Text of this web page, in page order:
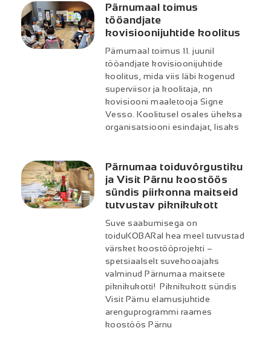
Pärnumaal toimus
tööandjate
kovisioonijuhtide koolitus
Pärnumaal toimus 11. juunil
tööandjate kovisioonijuhtide
koolitus, mida viis läbi kogenud
superviisor ja koolitaja, nn
kovisiooni maaletooja Signe
Vesso. Koolitusel osales üheksa
organisatsiooni esindajat, lisaks
Pärnumaa toiduvõrgustiku
ja Visit Pärnu koostöös
sündis piirkonna maitseid
tutvustav piknikukott
Suve saabumisega on
toiduKOBARal hea meel tutvustad
värsket koostööprojekti –
spetsiaalselt suvehooajaks
valminud Pärnumaa maitsete
piknikukotti! Piknikukott sündis
Visit Pärnu elamusjuhtide
arenguprogrammi raames
koostöös Pärnu